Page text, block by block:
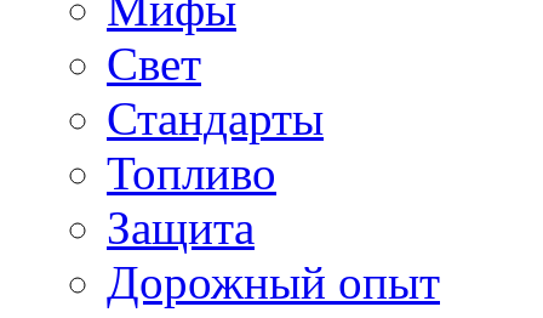
Свет
Стандарты
Топливо
Защита
Дорожный опыт